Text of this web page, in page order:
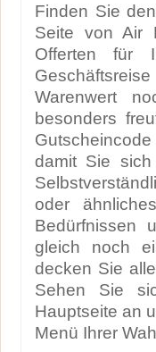
Finden Sie
Seite von Air
Offerten für
Warenwert
besonders
damit Sie
oder
Bedürfnissen
gleich noch
decken Sie
Sehen Sie
Hauptseite an
Menü Ihrer